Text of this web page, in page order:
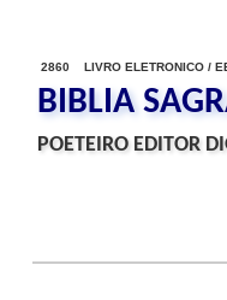
2860 LIVRO ELETRONICO /
BIBLIA
POETEIRO EDITOR